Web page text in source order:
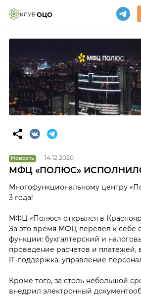
Новость 14.12.2020
МФЦ «ПОЛЮС»
Многофункциональному центру
3 года!
МФЦ «Полюс» открылся в
За это время МФЦ перевел к себе
функции: бухгалтерский и
проведение расчетов и платежей,
IT-поддержка, управление
Кроме того, за столь небольшой
внедрил электронный